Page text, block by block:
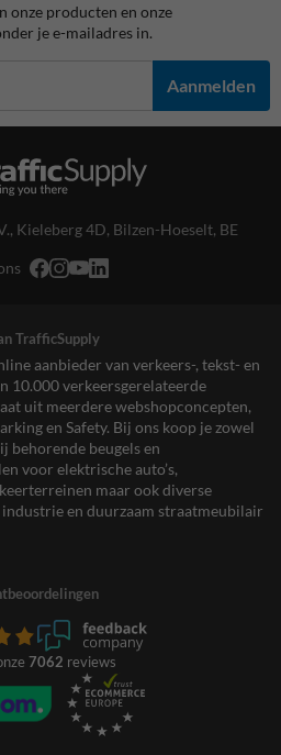
onze producten en onze
je e-mailadres in.
Aanmelden
Kieleberg 4D, Bilzen-Hoeselt, BE
TrafficSupply
aanbieder van verkeers-, tekst- en
10.000 verkeersgerelateerde
uit meerdere webshopconcepten,
en Safety. Bij ons koop je zowel
behorende beugels en
voor elektrische auto’s,
maar ook diverse
en duurzaam straatmeubilair
7062 reviews